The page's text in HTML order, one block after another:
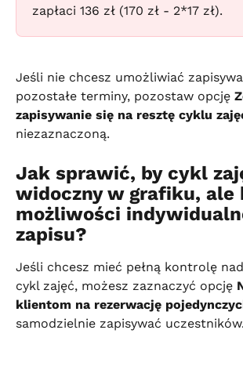
zapłaci 136 zł (170 zł - 2*17 zł).
Jeśli nie chcesz umożliwiać
pozostałe terminy, pozostaw opcję
zapisywanie się na resztę cyklu
niezaznaczoną.
Jak sprawić, by cykl
widoczny w grafiku, ale
możliwości
zapisu?
Jeśli chcesz mieć pełną kontrolę
cykl zajęć, możesz zaznaczyć opcję
klientom na rezerwację
samodzielnie zapisywać uczestników.